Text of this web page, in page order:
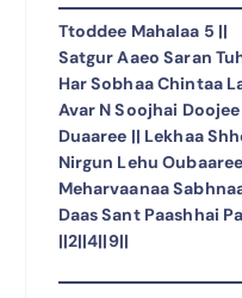
Ttoddee Mahalaa 5 ||
Satgur Aaeo Saran
Har Sobhaa Chintaa
Avar N Soojhai
Duaaree || Lekhaa
Nirgun Lehu
Meharvaanaa
Daas Sant Paashhai
||2||4||9||